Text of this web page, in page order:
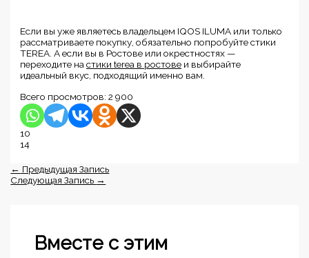
Если вы уже являетесь владельцем IQOS ILUMA или только
рассматриваете покупку, обязательно попробуйте стики
TEREA. А если вы в Ростове или окрестностях —
переходите настики terea в ростове и выбирайте
идеальный вкус, подходящий именно вам.
Всего просмотров: 2 900
10
14
← Предыдущая Запись
Следующая Запись →
Вместе с этим